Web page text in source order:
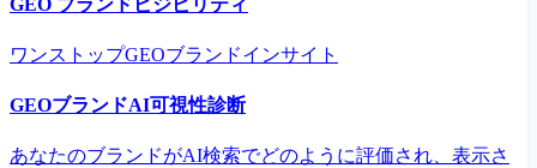
ワンストップGEOブランドインサイト
GEOブランドAI可視性診断
あなたのブランドがAI検索でどのように評価され、表示さ